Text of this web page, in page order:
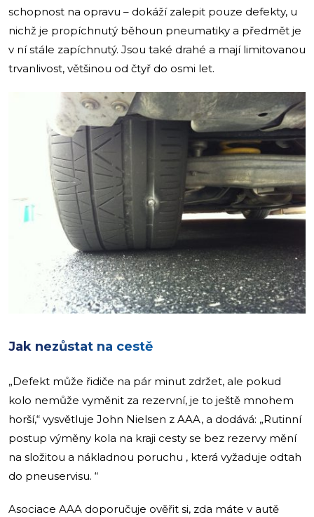
schopnost na opravu – dokáží zalepit pouze defekty, u
nichž je propíchnutý běhoun pneumatiky a předmět je
v ní stále zapíchnutý. Jsou také drahé a mají limitovanou
trvanlivost, většinou od čtyř do osmi let.
Jak nezůstat na cestě
„Defekt může řidiče na pár minut zdržet, ale pokud
kolo nemůže vyměnit za rezervní, je to ještě mnohem
horší,“ vysvětluje John Nielsen z AAA, a dodává: „Rutinní
postup výměny kola na kraji cesty se bez rezervy mění
na složitou a nákladnou poruchu , která vyžaduje odtah
do pneuservisu. “
Asociace AAA doporučuje ověřit si, zda máte v autě